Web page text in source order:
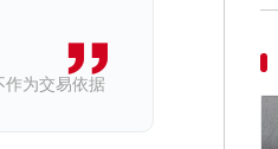
作为交易依据